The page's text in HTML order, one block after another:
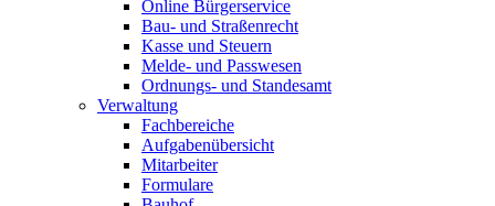
Online Bürgerservice
Bau- und Straßenrecht
Kasse und Steuern
Melde- und Passwesen
Ordnungs- und Standesamt
Verwaltung
Fachbereiche
Aufgabenübersicht
Mitarbeiter
Formulare